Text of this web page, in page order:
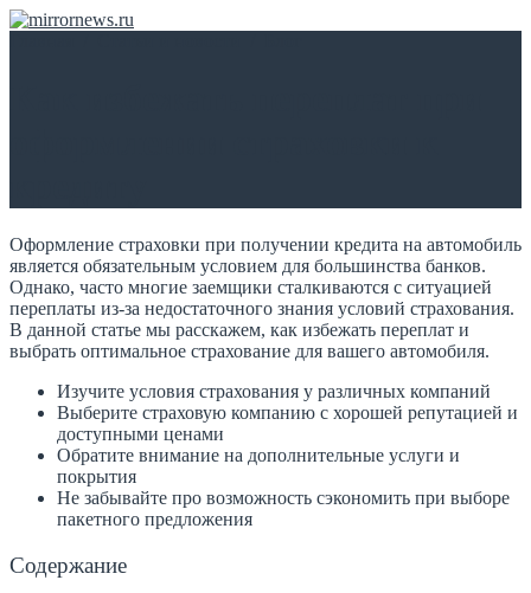
Оформление страховки при получении кредита на автомобиль
является обязательным условием для большинства банков.
Однако, часто многие заемщики сталкиваются с ситуацией
переплаты из-за недостаточного знания условий страхования.
В данной статье мы расскажем, как избежать переплат и
выбрать оптимальное страхование для вашего автомобиля.
Изучите условия страхования у различных компаний
Выберите страховую компанию с хорошей репутацией и
доступными ценами
Обратите внимание на дополнительные услуги и
покрытия
Не забывайте про возможность сэкономить при выборе
пакетного предложения
Содержание